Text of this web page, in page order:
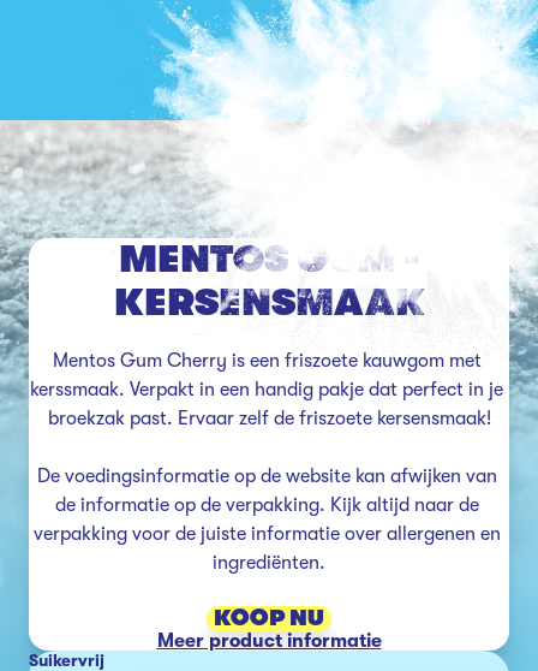
MENTOS GUM -
KERSENSMAAK
Mentos Gum Cherry is een friszoete kauwgom met
kerssmaak. Verpakt in een handig pakje dat perfect in je
broekzak past. Ervaar zelf de friszoete kersensmaak!
De voedingsinformatie op de website kan afwijken van
de informatie op de verpakking. Kijk altijd naar de
verpakking voor de juiste informatie over allergenen en
ingrediënten.
KOOP NU
Meer product informatie
Suikervrij